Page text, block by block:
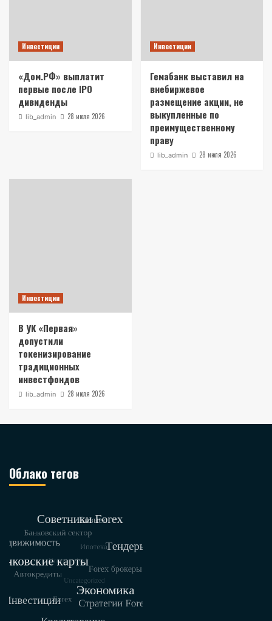
Инвестиции
«Дом.РФ» выплатит
первые после IPO
дивиденды
lib_admin 28 июля 2026
Инвестиции
Гемабанк выставил на
внебиржевое
размещение акции, не
выкупленные по
преимущественному
праву
lib_admin 28 июля 2026
Инвестиции
В УК «Первая»
допустили
токенизирование
традиционных
инвестфондов
lib_admin 28 июля 2026
Облако тегов